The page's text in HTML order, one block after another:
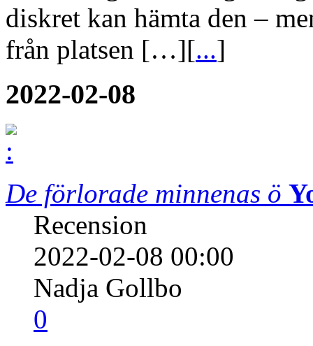
diskret kan hämta den –
från platsen […][...]
2022-02-08
De förlorade minnenas ö
Recension
2022-02-08 00:00
Nadja Gollbo
0